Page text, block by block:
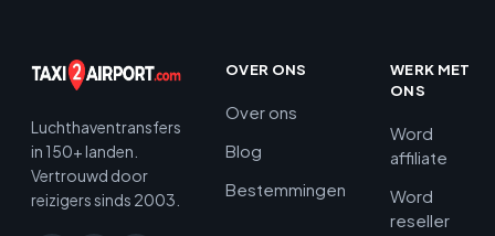
Luchthaventransfers
in 150+ landen.
Vertrouwd door
reizigers sinds 2003.
OVER ONS
Over ons
Blog
Bestemmingen
WERK MET
ONS
Word
affiliate
Word
reseller